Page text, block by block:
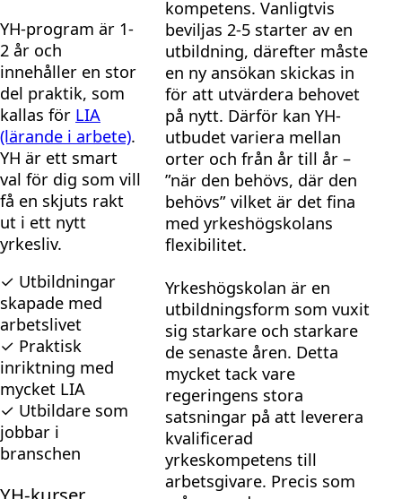
YH-program är 1-
2 år och
innehåller en stor
del praktik, som
kallas för LIA
(lärande i arbete).
YH är ett smart
val för dig som vill
få en skjuts rakt
ut i ett nytt
yrkesliv.
✓ Utbildningar
skapade med
arbetslivet
✓ Praktisk
inriktning med
mycket LIA
✓ Utbildare som
jobbar i
branschen
kompetens. Vanligtvis
beviljas 2-5 starter av en
utbildning, därefter måste
en ny ansökan skickas in
för att utvärdera behovet
på nytt. Därför kan YH-
utbudet variera mellan
orter och från år till år –
”när den behövs, där den
behövs” vilket är det fina
med yrkeshögskolans
flexibilitet.
Yrkeshögskolan är en
utbildningsform som vuxit
sig starkare och starkare
de senaste åren. Detta
mycket tack vare
regeringens stora
satsningar på att leverera
kvalificerad
yrkeskompetens till
arbetsgivare. Precis som